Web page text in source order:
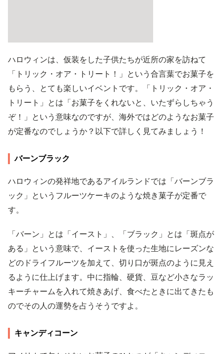
ハロウィンは、仮装をした子供たちが近所の家を訪ねて
「トリック・オア・トリート！」という合言葉でお菓子を
もらう、とても楽しいイベントです。「トリック・オア・
トリート」とは「お菓子をくれないと、いたずらしちゃう
ぞ！」という意味なのですが、海外ではどのようなお菓子
が定番なのでしょうか？以下で詳しく見てみましょう！
バーンブラック
ハロウィンの発祥地であるアイルランドでは「バーンブラ
ック」というフルーツケーキのような焼き菓子が定番で
す。
「バーン」とは「イースト」、「ブラック」とは「斑点が
ある」という意味で、イーストを使った生地にレーズンな
どのドライフルーツを加えて、切り口が斑点のように見え
るように仕上げます。中に指輪、硬貨、豆など小さなラッ
キーチャームを入れて焼きあげ、食べたときに出てきたも
のでその人の運勢を占うそうですよ。
キャンディコーン